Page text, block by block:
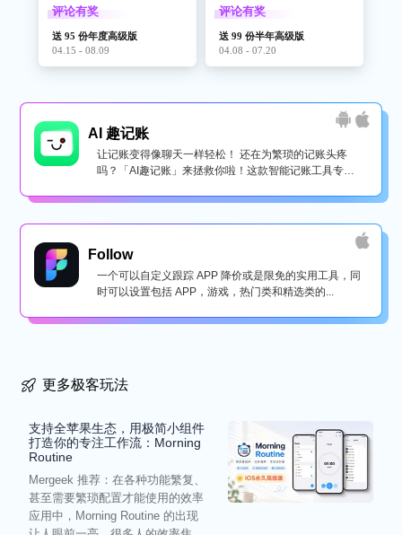
评论有奖
送 95 份年度高级版
04.15 - 08.09
评论有奖
送 99 份半年高级版
04.08 - 07.20
AI 趣记账
让记账变得像聊天一样轻松！ 还在为繁琐的记账头疼
吗？「AI趣记账」来拯救你啦！这款智能记账工具专为
Follow
一个可以自定义跟踪 APP 降价或是限免的实用工具，同
时可以设置包括 APP，游戏，热门类和精选类的...
更多极客玩法
支持全苹果生态，用极简小组件
打造你的专注工作流：Morning
Routine
Mergeek 推荐：在各种功能繁复、
甚至需要繁琐配置才能使用的效率
应用中，Morning Routine 的出现